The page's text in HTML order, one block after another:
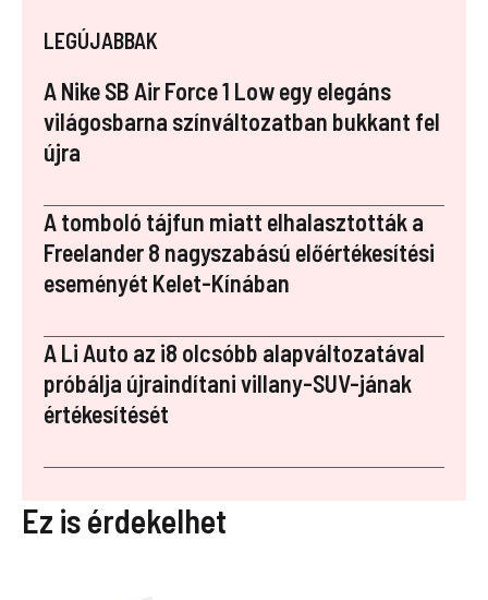
ce
b
o
o
k
er
es
t r dI
n
a
p
LEGÚJABBAK
A Nike SB Air Force 1 Low egy elegáns
világosbarna színváltozatban bukkant fel
újra
A tomboló tájfun miatt elhalasztották a
Freelander 8 nagyszabású előértékesítési
eseményét Kelet-Kínában
A Li Auto az i8 olcsóbb alapváltozatával
próbálja újraindítani villany-SUV-jának
értékesítését
Ez is érdekelhet